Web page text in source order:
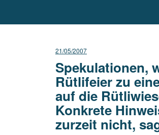
21/05/2007
Spekulationen,
Rütlifeier zu
auf die
Konkrete
zurzeit nicht,